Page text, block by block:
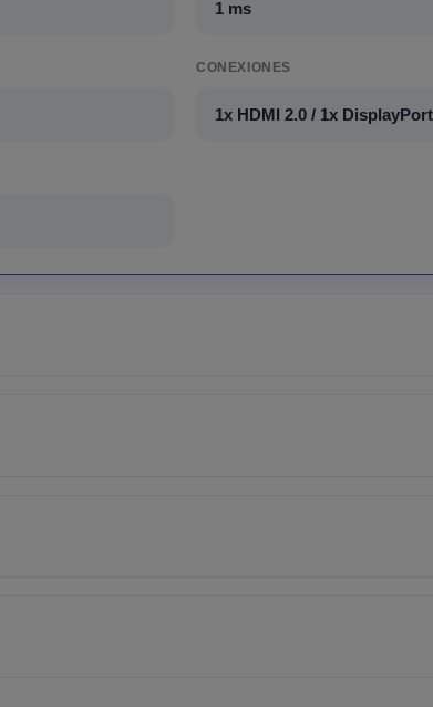
1 ms
CONEXIONES
1x HDMI 2.0 / 1x